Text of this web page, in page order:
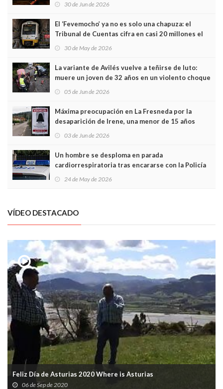
30 de Jun de 2026
El ‘Fevemocho’ ya no es solo una chapuza: el
Tribunal de Cuentas cifra en casi 20 millones el
sobrecoste de los trenes que no cabían por los
30 de May de 2026
La variante de Avilés vuelve a teñirse de luto:
muere un joven de 32 años en un violento choque
frontal
05 de Jun de 2026
Máxima preocupación en La Fresneda por la
desaparición de Irene, una menor de 15 años
03 de Jun de 2026
Un hombre se desploma en parada
cardiorrespiratoria tras encararse con la Policía
Local en Luanco
24 de May de 2026
VÍDEO DESTACADO
Feliz Día de Asturias 2020 Where is Asturias
06 de Sep de 2020